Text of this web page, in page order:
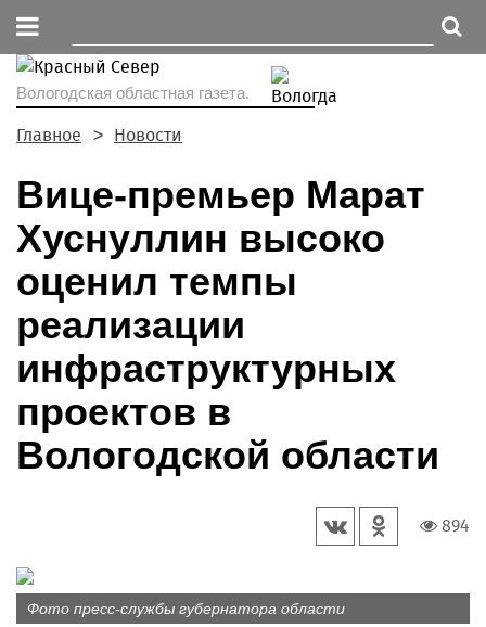
Вологодская областная газета.
Главное Новости
Вице-премьер Марат
Хуснуллин высоко
оценил темпы
реализации
инфраструктурных
проектов в
Вологодской области
894
Фото пресс-службы губернатора области